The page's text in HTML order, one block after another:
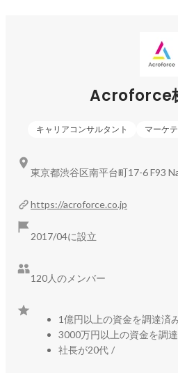
働いたことがないまま就活を迎え
べばいいのかわからない…」と迷
ど、ミスマッチは深刻な問題にな
ZEROWORKSは、この課題に対
社会人としてのファーストキャリ
験しながら“自分を知る期間”をつ
学生は働く中で、
「自分にはどんな適性があるのか」
をリアルに理解でき、就活ではよ
企業側も、理解度の高い学生と出
減らせるため、学生・企業双方に
Acroforce
キャリアコンサルタント マーケ
https://acroforce.co.jp
2017/04に設立
120人のメンバー
1億円以上の資金を調達済
3000万円以上の資金を調
社長が20代 /
東京都渋谷区南平台町17-6 F93